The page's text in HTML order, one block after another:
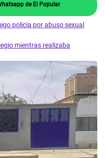
de El Popular
policía por abuso sexual
mientras realizaba